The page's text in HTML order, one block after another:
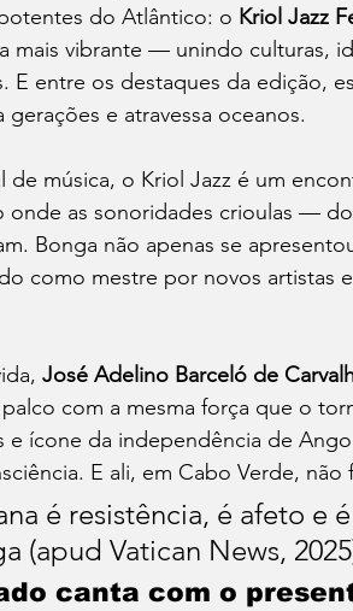
do Atlântico: o Kriol Jazz
mais vibrante — unindo culturas,
E entre os destaques da edição,
e atravessa oceanos.
de música, o Kriol Jazz é um
onde as sonoridades crioulas —
Bonga não apenas se
como mestre por novos artistas
José Adelino Barceló de
com a mesma força que o
ícone da independência de
E ali, em Cabo Verde,
é resistência, é afeto e
(apud Vatican News,
canta com o